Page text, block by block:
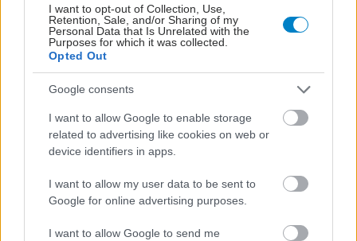
I want to opt-out of Collection, Use,
Retention, Sale, and/or Sharing of my
Personal Data that Is Unrelated with the
Purposes for which it was collected.
Opted Out
Google consents
I want to allow Google to enable storage
related to advertising like cookies on web or
device identifiers in apps.
I want to allow my user data to be sent to
Google for online advertising purposes.
I want to allow Google to send me
Τσίμπησε έντομο το παιδί μου: είναι απλή ενόχληση ή
αλλεργική αντίδραση;